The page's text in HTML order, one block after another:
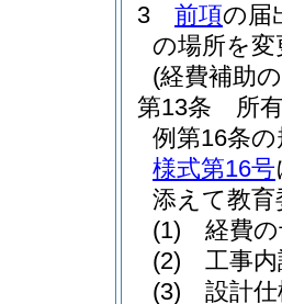
3
前項の届
の場所を
(経費補助
第13条
所
例第16条
様式第16号
添えて教
(1)
経費
(2)
工事
(3)
設計